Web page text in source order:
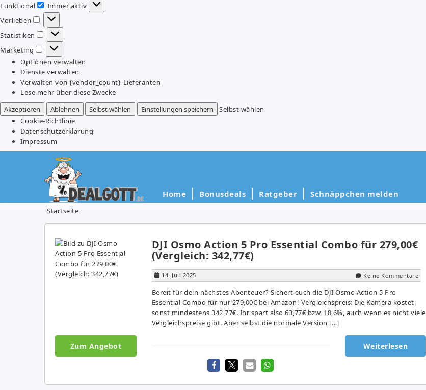
Funktional
Funktional
Immer aktiv
Vorlieben
Vorlieben
Statistiken
Statistiken
Marketing
Marketing
Optionen verwalten
Dienste verwalten
Verwalten von {vendor_count}-Lieferanten
Lese mehr über diese Zwecke
Akzeptieren
Ablehnen Selbst wählen Einstellungen speichern
Selbst wählen
Cookie-Richtlinie
Datenschutzerklärung
Impressum
Home Bonusdeals Ratgeber Schnäppchen melden
Startseite
DJI Osmo Action 5 Pro Essential Combo für 279,00€
(Vergleich: 342,77€)
14. Juli 2025 Keine Kommentare
Bereit für dein nächstes Abenteuer? Sichert euch die DJI Osmo Action 5 Pro
Essential Combo für nur 279,00€ bei Amazon! Vergleichspreis: Die Kamera kostet
sonst mindestens 342,77€. Ihr spart also 63,77€ bzw. 18,6%, auch wenn es nicht viele
Vergleichspreise gibt. Aber selbst die normale Version […]
Zum Angebot Weiterlesen